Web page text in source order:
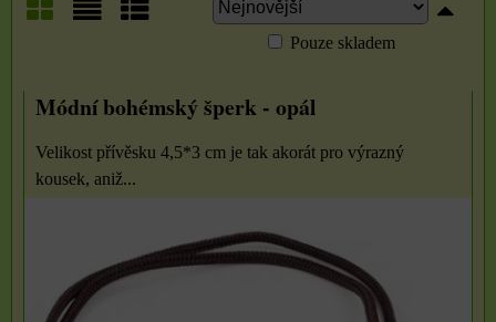
Pouze skladem
Módní bohémský šperk - opál
Velikost přívěsku 4,5*3 cm je tak akorát pro výrazný
kousek, aniž...